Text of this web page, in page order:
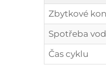
Zbytkové
Spotřeba
Čas cyklu